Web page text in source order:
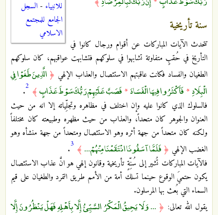
للانبياء - السجل
الجامع للمجتمع
الاسلامي
سنة تأريخية
تتحدث الآيات المباركات عن أقوام ورجال كانوا في
التأريخ في حُقبٍ متفاوتة تشابهوا في سلوكهم فتشابهت عواقبهم، كان سلوكهم
الطغيان والفساد فكانت عاقبتهم الاستئصال والعذاب الإلهي ﴿ الَّذِينَ طَغَوْا فِي
الْبِلَادِ * فَأَكْثَرُوا فِيهَا الْفَسَادَ * فَصَبَّ عَلَيْهِمْ رَبُّكَ سَوْطَ عَذَابٍ ﴾ 2
.
فالسلوك الذي كانوا عليه وإن اختلف في مظاهره وتجلِّياته إلا انه من حيث
العنوان والجوهر كان متحداً، والعذاب من حيث مظهره وطبيعته كان مختلفاً
ولكنه كان متحداً من جهة أثره وهو الاستئصال ومتحداً من جهة منشأه وهو
الغضب الإلهي ﴿ فَلَمَّا آسَفُونَا انْتَقَمْنَا مِنْهُمْ ... ﴾ 3
.
فالآيات المباركات تُشير إلى سُنِّةٍ تأريخية وقانون إلهي هو انَّ عذاب الاستئصال
يكون حتميَ الوقوع حينما تسلك أمة من الأمم طريق التمرد والطغيان على قيم
السماء التي بُعث بها المرسلون.
يقول الله تعالى: ﴿ ... وَلَا يَحِيقُ الْمَكْرُ السَّيِّئُ إِلَّا بِأَهْلِهِ فَهَلْ يَنْظُرُونَ إِلَّا